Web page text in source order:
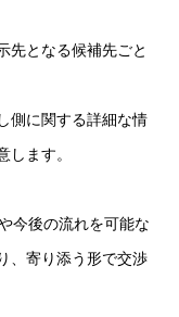
先となる候補先ごと
側に関する詳細な情
ます。
今後の流れを可能な
、寄り添う形で交渉